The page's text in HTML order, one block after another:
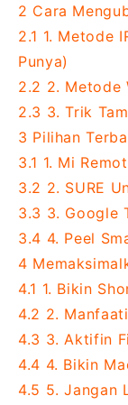
2 Cara
2.1 1. Metode
Punya)
2.2 2. Metode
2.3 3. Trik
3 Pilihan
3.1 1. Mi
3.2 2. SURE
3.3 3. Google
3.4 4. Peel
4
4.1 1. Bikin
4.2 2.
4.3 3. Aktifin
4.4 4. Bikin
4.5 5. Jangan